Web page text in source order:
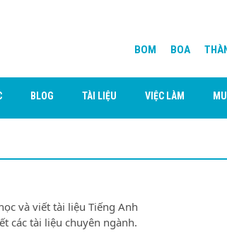
BOM BOA
BLOG TÀI LIỆU VIỆC LÀM
và viết tài liệu Tiếng Anh
các tài liệu chuyên ngành.